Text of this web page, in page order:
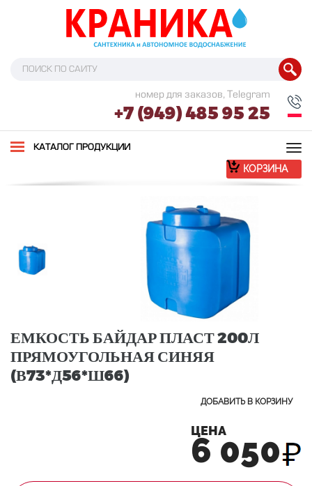
номер для заказов, Telegram
+7 (949) 485 95 25
КАТАЛОГ ПРОДУКЦИИ
КОРЗИНА
ЕМКОСТЬ БАЙДАР ПЛАСТ 200Л
ПРЯМОУГОЛЬНАЯ СИНЯЯ
(В73*Д56*Ш66)
ДОБАВИТЬ В КОРЗИНУ
ЦЕНА
6 050